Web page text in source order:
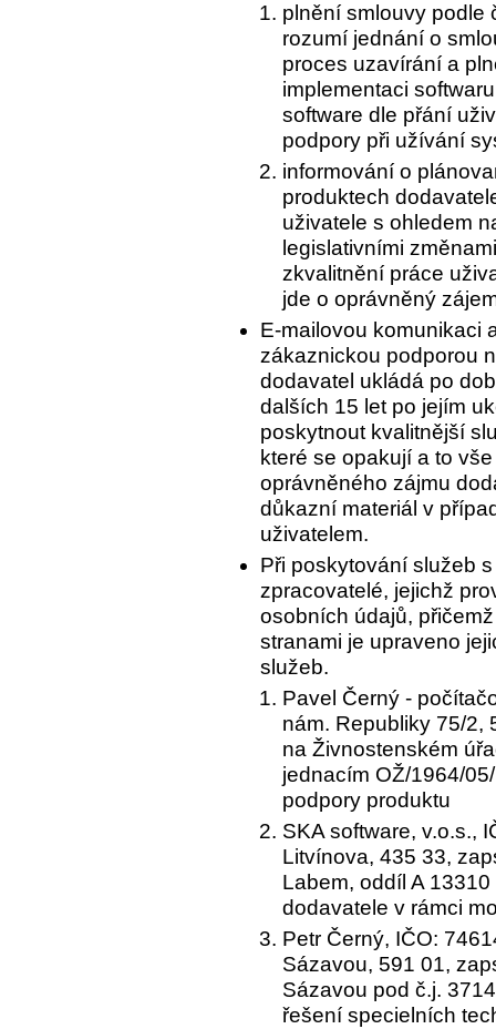
plnění smlouvy podle
rozumí jednání o
proces uzavírání a
implementaci
software dle přání
podpory při užívání
informování o
produktech
uživatele s ohledem
legislativními
zkvalitnění práce
jde o oprávněný
E-mailovou komunikaci
zákaznickou podporou
dodavatel ukládá po
dalších 15 let po jejím
poskytnout kvalitnější
které se opakují a to
oprávněného zájmu
důkazní materiál v
uživatelem.
Při poskytování služeb
zpracovatelé, jejichž
osobních údajů,
stranami je upraveno
služeb.
Pavel Černý -
nám. Republiky 75/2,
na Živnostenském
jednacím OŽ/1964/
podpory produktu
SKA software, v.o.s.,
Litvínova, 435 33,
Labem, oddíl A
dodavatele v rámci
Petr Černý, IČO:
Sázavou, 591 01,
Sázavou pod č.j.
řešení specielních